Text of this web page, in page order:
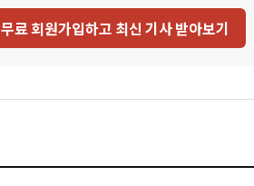
무료 회원가입하고 최신 기사 받아보기